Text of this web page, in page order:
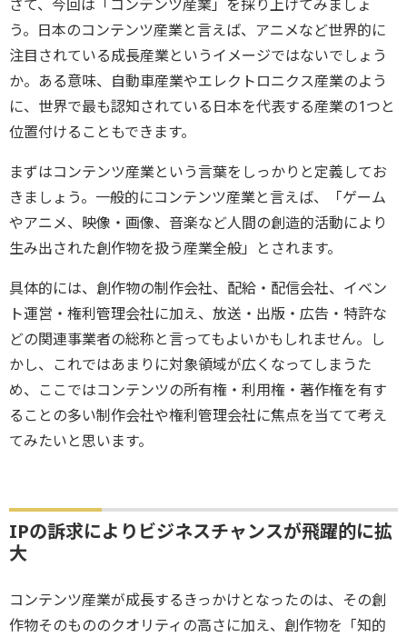
さて、今回は「コンテンツ産業」を採り上げてみましょ
う。日本のコンテンツ産業と言えば、アニメなど世界的に
注目されている成長産業というイメージではないでしょう
か。ある意味、自動車産業やエレクトロニクス産業のよう
に、世界で最も認知されている日本を代表する産業の1つと
位置付けることもできます。
まずはコンテンツ産業という言葉をしっかりと定義してお
きましょう。一般的にコンテンツ産業と言えば、「ゲーム
やアニメ、映像・画像、音楽など人間の創造的活動により
生み出された創作物を扱う産業全般」とされます。
具体的には、創作物の制作会社、配給・配信会社、イベン
ト運営・権利管理会社に加え、放送・出版・広告・特許な
どの関連事業者の総称と言ってもよいかもしれません。し
かし、これではあまりに対象領域が広くなってしまうた
め、ここではコンテンツの所有権・利用権・著作権を有す
ることの多い制作会社や権利管理会社に焦点を当てて考え
てみたいと思います。
IPの訴求によりビジネスチャンスが飛躍的に拡
大
コンテンツ産業が成長するきっかけとなったのは、その創
作物そのもののクオリティの高さに加え、創作物を「知的